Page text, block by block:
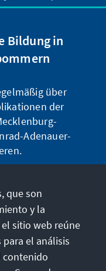
Bildung in
über
der
Adenauer-
que son
y la
sitio web reúne
el análisis
contenido